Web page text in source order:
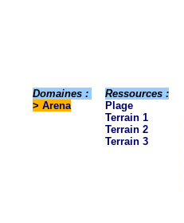
Domaines :
> Arena
Ressources :
Plage
Terrain 1
Terrain 2
Terrain 3